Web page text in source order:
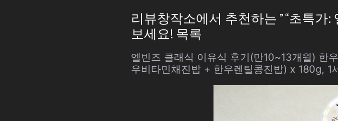
리뷰창작소에서 추천하는 ” “초특
보세요! 목록
엘빈즈 클래식 이유식 후기(만10~13개월) 한
우비타민채진밥 + 한우렌틸콩진밥) x 180g, 1